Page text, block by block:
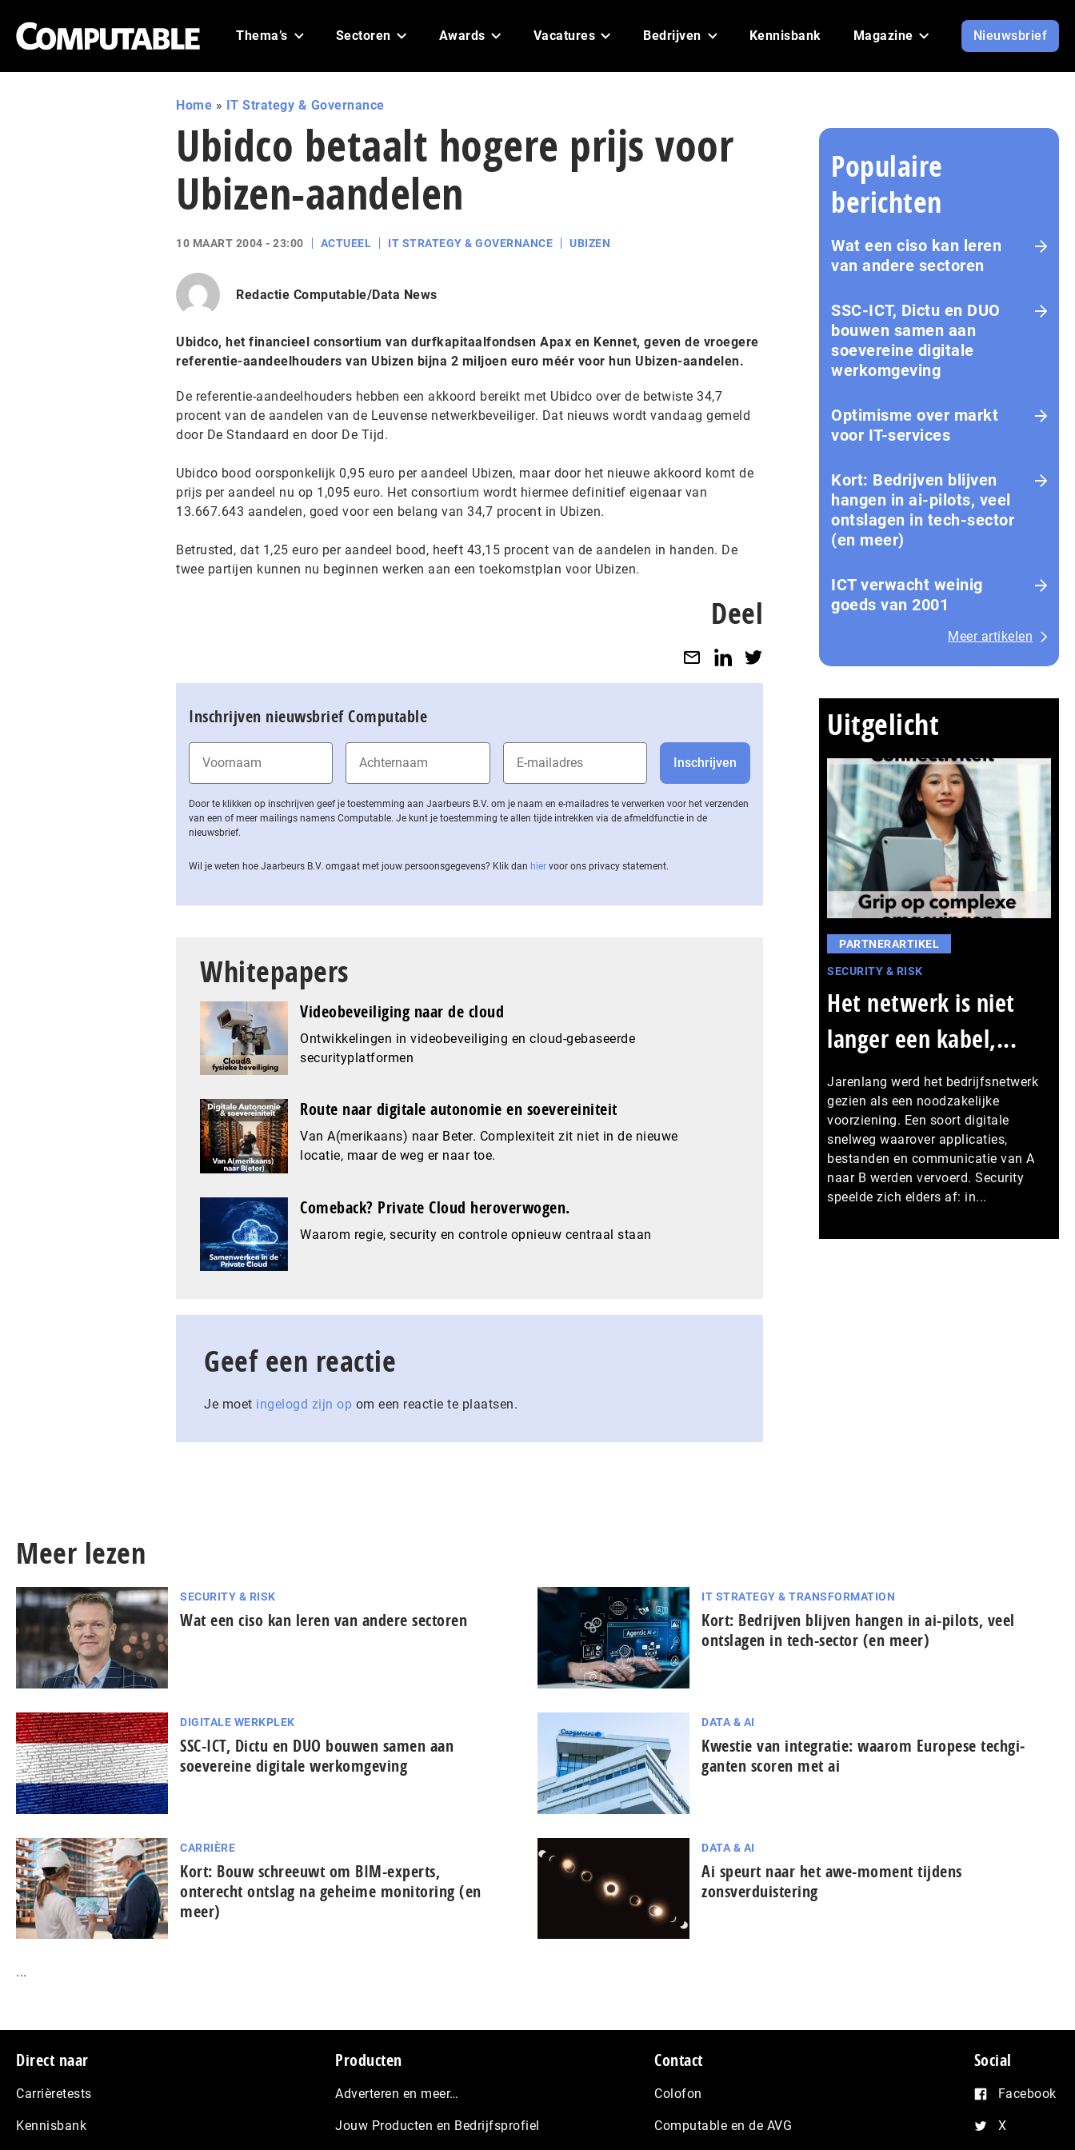
Thema’s Sectoren Awards Vacatures Bedrijven Kennisbank Magazine Nieuwsbrief
Home » IT Strategy & Governance
Ubidco betaalt hogere prijs voor
Ubizen-aandelen
10 MAART 2004 - 23:00 ACTUEEL IT STRATEGY & GOVERNANCE UBIZEN
Redactie Computable/Data News
Ubidco, het financieel consortium van durfkapitaalfondsen Apax en Kennet, geven de vroegere
referentie-aandeelhouders van Ubizen bijna 2 miljoen euro méér voor hun Ubizen-aandelen.
De referentie-aandeelhouders hebben een akkoord bereikt met Ubidco over de betwiste 34,7
procent van de aandelen van de Leuvense netwerkbeveiliger. Dat nieuws wordt vandaag gemeld
door De Standaard en door De Tijd.
Ubidco bood oorsponkelijk 0,95 euro per aandeel Ubizen, maar door het nieuwe akkoord komt de
prijs per aandeel nu op 1,095 euro. Het consortium wordt hiermee definitief eigenaar van
13.667.643 aandelen, goed voor een belang van 34,7 procent in Ubizen.
Betrusted, dat 1,25 euro per aandeel bood, heeft 43,15 procent van de aandelen in handen. De
twee partijen kunnen nu beginnen werken aan een toekomstplan voor Ubizen.
Deel
Inschrijven nieuwsbrief Computable
Door te klikken op inschrijven geef je toestemming aan Jaarbeurs B.V. om je naam en e-mailadres te verwerken voor het verzenden
van een of meer mailings namens Computable. Je kunt je toestemming te allen tijde intrekken via de af­meld­func­tie in de
nieuwsbrief.
Wil je weten hoe Jaarbeurs B.V. omgaat met jouw per­soons­ge­ge­vens? Klik dan hier voor ons privacy statement.
Whitepapers
Videobeveiliging naar de cloud
Ontwikkelingen in videobeveiliging en cloud-gebaseerde
securityplatformen
Route naar digitale autonomie en soevereiniteit
Van A(merikaans) naar Beter. Complexiteit zit niet in de nieuwe
locatie, maar de weg er naar toe.
Comeback? Private Cloud heroverwogen.
Waarom regie, security en controle opnieuw centraal staan
Geef een reactie
Je moet ingelogd zijn op om een reactie te plaatsen.
Populaire
berichten
Wat een ciso kan leren
van andere sectoren
SSC-ICT, Dictu en DUO
bouwen samen aan
soevereine digitale
werkomgeving
Optimisme over markt
voor IT-services
Kort: Bedrijven blijven
hangen in ai-pilots, veel
ontslagen in tech-sector
(en meer)
ICT verwacht weinig
goeds van 2001
Meer artikelen
Uitgelicht
PARTNERARTIKEL
SECURITY & RISK
Het netwerk is niet
langer een kabel,...
Jarenlang werd het bedrijfsnetwerk
gezien als een noodzakelijke
voorziening. Een soort digitale
snelweg waarover applicaties,
bestanden en communicatie van A
naar B werden vervoerd. Security
speelde zich elders af: in...
Meer lezen
SECURITY & RISK
Wat een ciso kan leren van andere sectoren
IT STRATEGY & TRANSFORMATION
Kort: Bedrijven blijven hangen in ai-pilots, veel
ontslagen in tech-sector (en meer)
DIGITALE WERKPLEK
SSC-ICT, Dictu en DUO bouwen samen aan
soevereine digitale werkomgeving
DATA & AI
Kwestie van integratie: waarom Europese tech­gi­
gan­ten scoren met ai
CARRIÈRE
Kort: Bouw schreeuwt om BIM-experts,
onterecht ontslag na geheime monitoring (en
meer)
DATA & AI
Ai speurt naar het awe-moment tijdens
zonsverduistering
...
Footer
Direct naar
Carrièretests
Kennisbank
Producten
Adverteren en meer…
Jouw Producten en Bedrijfsprofiel
Contact
Colofon
Computable en de AVG
Social
Facebook
X